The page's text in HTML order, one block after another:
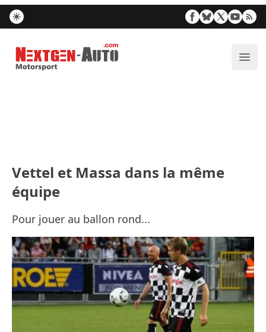
Nextgen-Auto.com
Vettel et Massa dans la même
équipe
Pour jouer au ballon rond...